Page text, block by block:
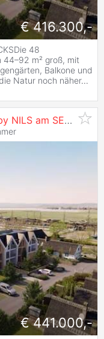
€ 416.300,-
48
44–92 m² groß, mit
Balkone und
Natur noch näher...
SEE (provisionsfrei)
€ 441.000,-